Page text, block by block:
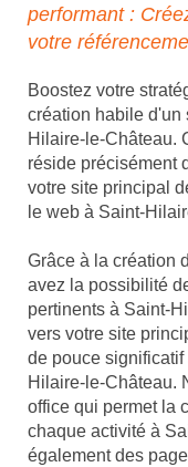
performant :
votre
Boostez votre
création habile d'un
Hilaire-le-Château.
réside précisément
votre site principal
le web à Saint-
Grâce à la création
avez la possibilité
pertinents à Saint-
vers votre site
de pouce
Hilaire-le-Château.
office qui permet la
chaque activité à
également des